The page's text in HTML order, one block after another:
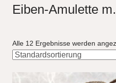
Eiben-Amulette
Alle 12 Ergebnisse werden